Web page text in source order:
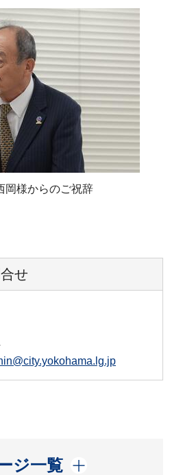
様からのご祝辞
せ
ジ一覧
開く